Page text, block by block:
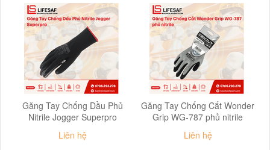
Găng Tay Chống Dầu Phủ
Nitrile Jogger Superpro
Liên hệ
Găng Tay Chống Cắt Wonder
Grip WG-787 phủ nitrile
Liên hệ